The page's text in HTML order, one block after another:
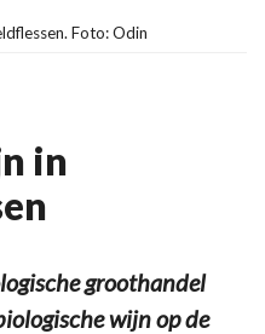
Foto: Odin
in
groothandel
wijn op de